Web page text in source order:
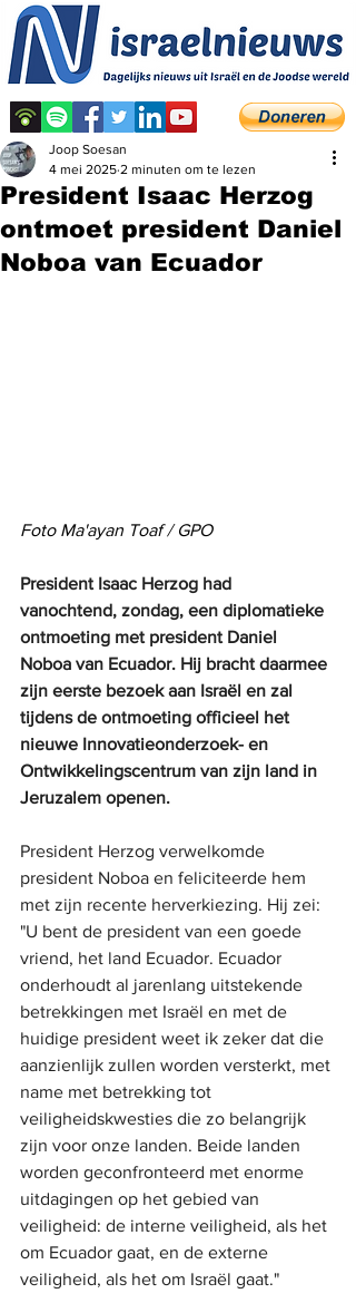
President Isaac Herzog
ontmoet president Daniel
Noboa van Ecuador
Joop Soesan
4 mei 2025 2 minuten om te lezen
Foto Ma'ayan Toaf / GPO
President Isaac Herzog had
vanochtend, zondag, een diplomatieke
ontmoeting met president Daniel
Noboa van Ecuador. Hij bracht daarmee
zijn eerste bezoek aan Israël en zal
tijdens de ontmoeting officieel het
nieuwe Innovatieonderzoek- en
Ontwikkelingscentrum van zijn land in
Jeruzalem openen.
President Herzog verwelkomde
president Noboa en feliciteerde hem
met zijn recente herverkiezing. Hij zei:
"U bent de president van een goede
vriend, het land Ecuador. Ecuador
onderhoudt al jarenlang uitstekende
betrekkingen met Israël en met de
huidige president weet ik zeker dat die
aanzienlijk zullen worden versterkt, met
name met betrekking tot
veiligheidskwesties die zo belangrijk
zijn voor onze landen. Beide landen
worden geconfronteerd met enorme
uitdagingen op het gebied van
veiligheid: de interne veiligheid, als het
om Ecuador gaat, en de externe
veiligheid, als het om Israël gaat."